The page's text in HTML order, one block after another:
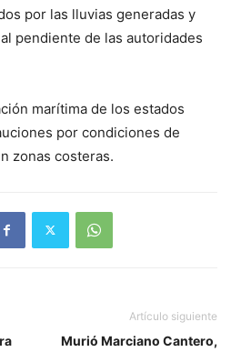
por las lluvias generadas y
pendiente de las autoridades
marítima de los estados
por condiciones de
zonas costeras.
Artículo siguiente
Murió Marciano Cantero,